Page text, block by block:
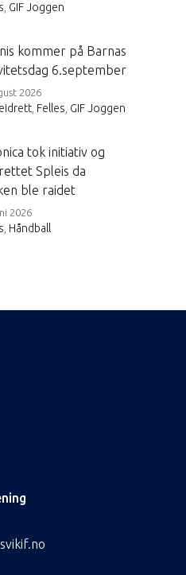
GIF Joggen
kommer på Barnas
6.september
2026
Felles GIF Joggen
tok initiativ og
Spleis da
ble raidet
2026
Håndball